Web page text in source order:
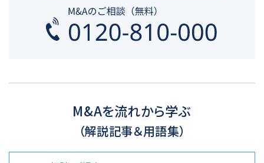
M&Aを流れから学ぶ
（解説記事＆用語集）